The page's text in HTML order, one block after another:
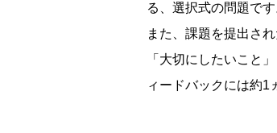
る、選択式の問題です
また、課題を提出さ
「大切にしたいこと
ィードバックには約1